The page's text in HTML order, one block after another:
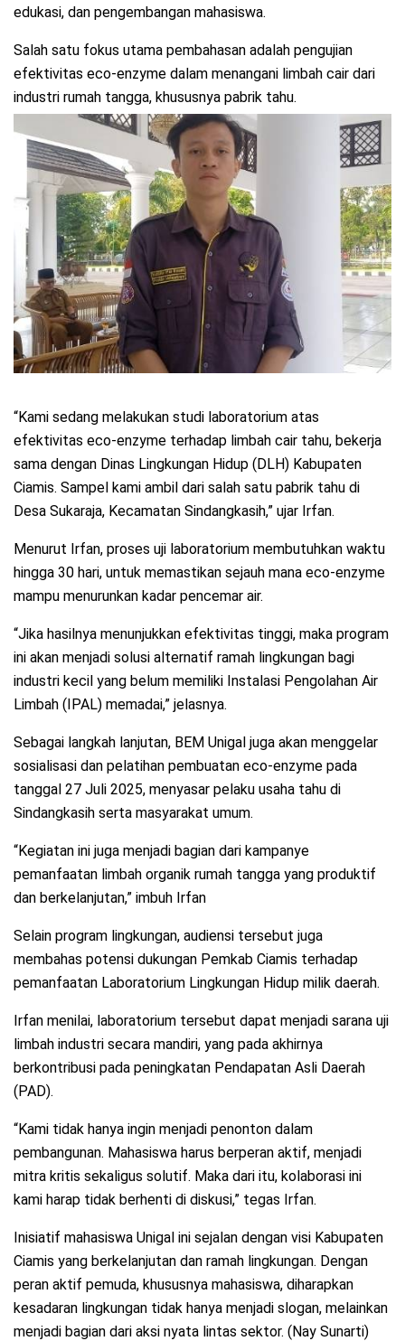
edukasi, dan pengembangan mahasiswa.
Salah satu fokus utama pembahasan adalah pengujian
efektivitas eco-enzyme dalam menangani limbah cair dari
industri rumah tangga, khususnya pabrik tahu.
“Kami sedang melakukan studi laboratorium atas
efektivitas eco-enzyme terhadap limbah cair tahu, bekerja
sama dengan Dinas Lingkungan Hidup (DLH) Kabupaten
Ciamis. Sampel kami ambil dari salah satu pabrik tahu di
Desa Sukaraja, Kecamatan Sindangkasih,” ujar Irfan.
Menurut Irfan, proses uji laboratorium membutuhkan waktu
hingga 30 hari, untuk memastikan sejauh mana eco-enzyme
mampu menurunkan kadar pencemar air.
“Jika hasilnya menunjukkan efektivitas tinggi, maka program
ini akan menjadi solusi alternatif ramah lingkungan bagi
industri kecil yang belum memiliki Instalasi Pengolahan Air
Limbah (IPAL) memadai,” jelasnya.
Sebagai langkah lanjutan, BEM Unigal juga akan menggelar
sosialisasi dan pelatihan pembuatan eco-enzyme pada
tanggal 27 Juli 2025, menyasar pelaku usaha tahu di
Sindangkasih serta masyarakat umum.
“Kegiatan ini juga menjadi bagian dari kampanye
pemanfaatan limbah organik rumah tangga yang produktif
dan berkelanjutan,” imbuh Irfan
Selain program lingkungan, audiensi tersebut juga
membahas potensi dukungan Pemkab Ciamis terhadap
pemanfaatan Laboratorium Lingkungan Hidup milik daerah.
Irfan menilai, laboratorium tersebut dapat menjadi sarana uji
limbah industri secara mandiri, yang pada akhirnya
berkontribusi pada peningkatan Pendapatan Asli Daerah
(PAD).
“Kami tidak hanya ingin menjadi penonton dalam
pembangunan. Mahasiswa harus berperan aktif, menjadi
mitra kritis sekaligus solutif. Maka dari itu, kolaborasi ini
kami harap tidak berhenti di diskusi,” tegas Irfan.
Inisiatif mahasiswa Unigal ini sejalan dengan visi Kabupaten
Ciamis yang berkelanjutan dan ramah lingkungan. Dengan
peran aktif pemuda, khususnya mahasiswa, diharapkan
kesadaran lingkungan tidak hanya menjadi slogan, melainkan
menjadi bagian dari aksi nyata lintas sektor. (Nay Sunarti)